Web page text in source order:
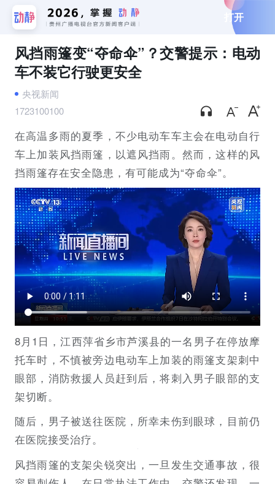
打开
风挡雨篷变“夺命伞”？交警提示：电动
车不装它行驶更安全
央视新闻
1723100100
在高温多雨的夏季，不少电动车车主会在电动自行
车上加装风挡雨篷，以遮风挡雨。然而，这样的风
挡雨篷存在安全隐患，有可能成为“夺命伞”。
8月1日，江西萍省乡市芦溪县的一名男子在停放摩
托车时，不慎被旁边电动车上加装的雨篷支架刺中
眼部，消防救援人员赶到后，将刺入男子眼部的支
架切断。
随后，男子被送往医院，所幸未伤到眼球，目前仍
在医院接受治疗。
风挡雨篷的支架尖锐突出，一旦发生交通事故，很